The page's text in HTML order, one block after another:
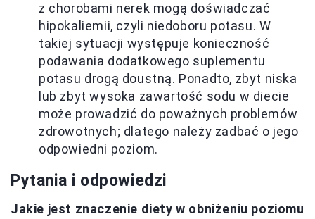
z chorobami nerek mogą doświadczać
hipokaliemii, czyli niedoboru potasu. W
takiej sytuacji występuje konieczność
podawania dodatkowego suplementu
potasu drogą doustną. Ponadto, zbyt niska
lub zbyt wysoka zawartość sodu w diecie
może prowadzić do poważnych problemów
zdrowotnych; dlatego należy zadbać o jego
odpowiedni poziom.
Pytania i odpowiedzi
Jakie jest znaczenie diety w obniżeniu poziomu